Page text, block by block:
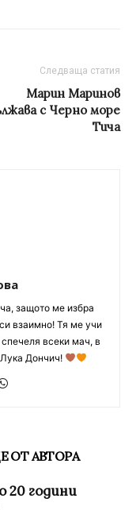
Следваща статия
Марин Маринов
с Черно море
Тича
защото ме избра
взаимно! Тя ме учи
всеки мач, в
Дончич!
ОТ АВТОРА
20 години